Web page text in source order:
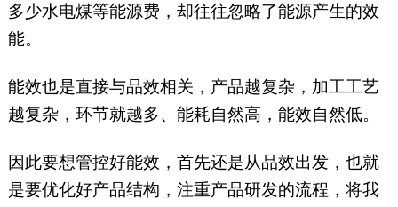
多少水电煤等能源费，却往往忽略了能源产生的效
能。
能效也是直接与品效相关，产品越复杂，加工工艺
越复杂，环节就越多、能耗自然高，能效自然低。
因此要想管控好能效，首先还是从品效出发，也就
是要优化好产品结构，注重产品研发的流程，将我